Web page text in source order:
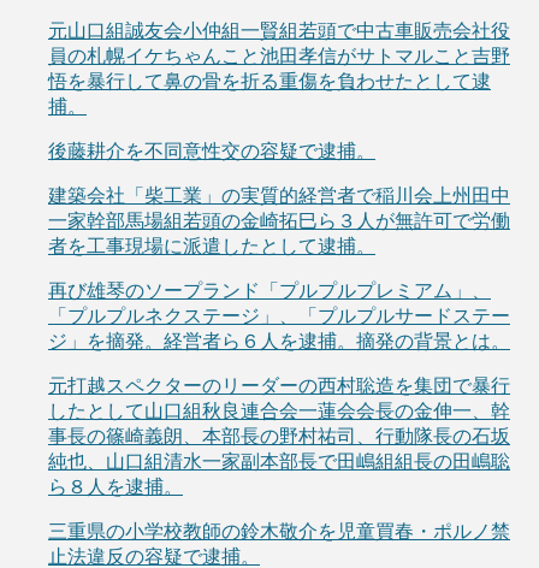
元山口組誠友会小仲組一賢組若頭で中古車販売会社役
員の札幌イケちゃんこと池田孝信がサトマルこと吉野
悟を暴行して鼻の骨を折る重傷を負わせたとして逮
捕。
後藤耕介を不同意性交の容疑で逮捕。
建築会社「柴工業」の実質的経営者で稲川会上州田中
一家幹部馬場組若頭の金崎拓巳ら３人が無許可で労働
者を工事現場に派遣したとして逮捕。
再び雄琴のソープランド「プルプルプレミアム」、
「プルプルネクステージ」、「プルプルサードステー
ジ」を摘発。経営者ら６人を逮捕。摘発の背景とは。
元打越スペクターのリーダーの西村聡造を集団で暴行
したとして山口組秋良連合会一蓮会会長の金伸一、幹
事長の篠崎義朗、本部長の野村祐司、行動隊長の石坂
純也、山口組清水一家副本部長で田嶋組組長の田嶋聡
ら８人を逮捕。
三重県の小学校教師の鈴木敬介を児童買春・ポルノ禁
止法違反の容疑で逮捕。